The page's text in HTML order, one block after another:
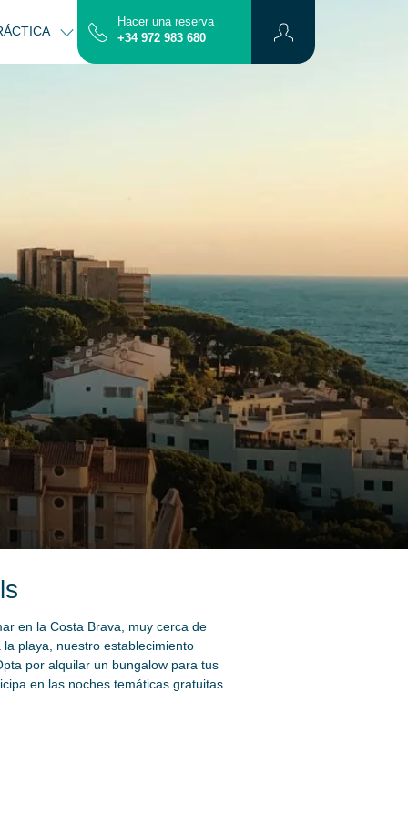
CONTACTO MAPA
Hacer una reserva
+34 972 983 680
en la Costa Brava, muy cerca de
playa, nuestro establecimiento
por alquilar un bungalow para tus
en las noches temáticas gratuitas